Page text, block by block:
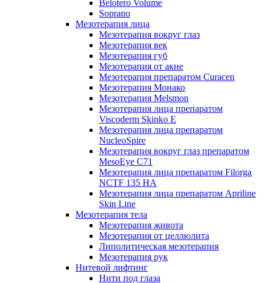
Belotero Volume
Soprano
Мезотерапия лица
Мезотерапия вокруг глаз
Мезотерапия век
Мезотерапия губ
Мезотерапия от акне
Мезотерапия препаратом Curacen
Мезотерапия Монако
Мезотерапия Melsmon
Мезотерапия лица препаратом
Viscoderm Skinko E
Мезотерапия лица препаратом
NucleoSpire
Мезотерапия вокруг глаз препаратом
MesoEye С71
Мезотерапия лица препаратом Filorga
NCTF 135 HA
Мезотерапия лица препаратом Apriline
Skin Line
Мезотерапия тела
Мезотерапия живота
Мезотерапия от целлюлита
Липолитическая мезотерапия
Мезотерапия рук
Нитевой лифтинг
Нити под глаза